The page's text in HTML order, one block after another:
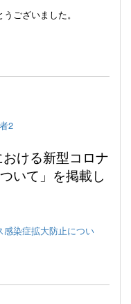
ございました。
2
ける新型コロナ
いて」を掲載し
感染症拡大防止につい